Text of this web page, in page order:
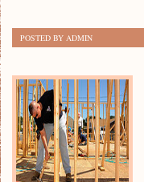
POSTED BY ADMIN